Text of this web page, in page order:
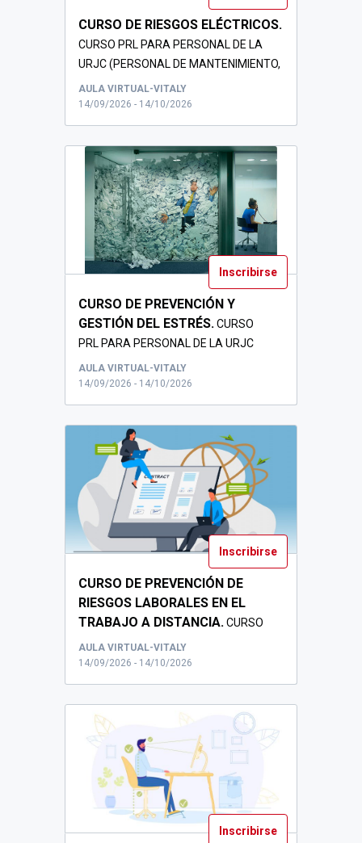
CURSO DE RIESGOS ELÉCTRICOS.
CURSO PRL PARA PERSONAL DE LA
URJC (PERSONAL DE MANTENIMIENTO,
PTGAS, PDI ...
AULA VIRTUAL-VITALY
14/09/2026 - 14/10/2026
Inscribirse
CURSO DE PREVENCIÓN Y
GESTIÓN DEL ESTRÉS.CURSO
PRL PARA PERSONAL DE LA URJC
AULA VIRTUAL-VITALY
14/09/2026 - 14/10/2026
Inscribirse
CURSO DE PREVENCIÓN DE
RIESGOS LABORALES EN EL
TRABAJO A DISTANCIA.CURSO
PRL PARA PERSONAL DE LA URJC ...
AULA VIRTUAL-VITALY
14/09/2026 - 14/10/2026
Inscribirse